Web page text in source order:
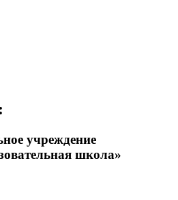
учреждение
школа»